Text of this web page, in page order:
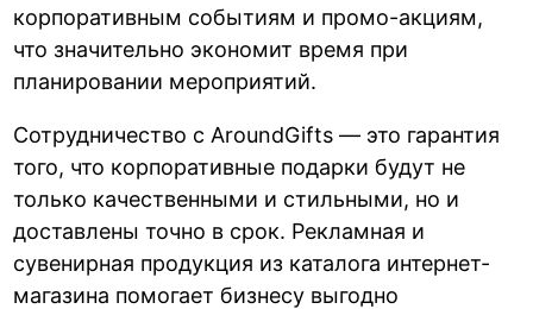
корпоративным событиям и промо-акциям,
что значительно экономит время при
планировании мероприятий.
Сотрудничество с AroundGifts — это гарантия
того, что корпоративные подарки будут не
только качественными и стильными, но и
доставлены точно в срок. Рекламная и
сувенирная продукция из каталога интернет-
магазина помогает бизнесу выгодно